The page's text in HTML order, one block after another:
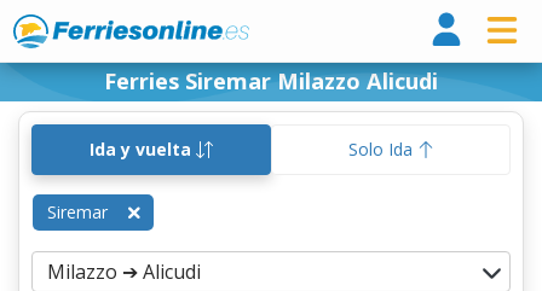
Ferries Siremar Milazzo Alicudi
Ida y vuelta Solo Ida
Siremar